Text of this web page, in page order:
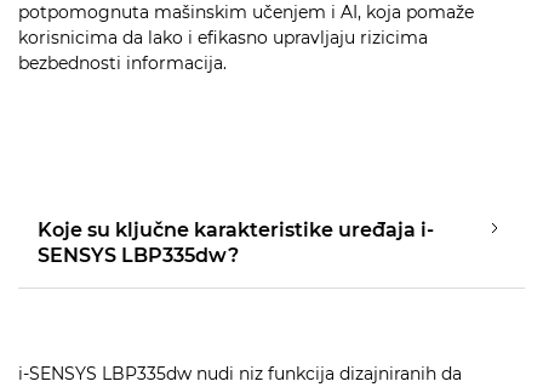
potpomognuta mašinskim učenjem i AI, koja pomaže
korisnicima da lako i efikasno upravljaju rizicima
bezbednosti informacija.
Koje su ključne karakteristike uređaja i-
SENSYS LBP335dw?
i-SENSYS LBP335dw nudi niz funkcija dizajniranih da